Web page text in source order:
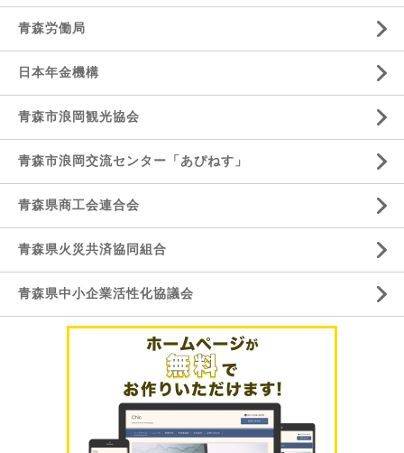
青森労働局
日本年金機構
青森市浪岡観光協会
青森市浪岡交流センター「あぴねす」
青森県商工会連合会
青森県火災共済協同組合
青森県中小企業活性化協議会